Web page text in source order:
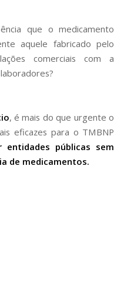
que o medicamento
aquele fabricado pelo
comerciais com a
, é mais do que urgente o
eficazes para o TMBNP
entidades públicas sem
de medicamentos.